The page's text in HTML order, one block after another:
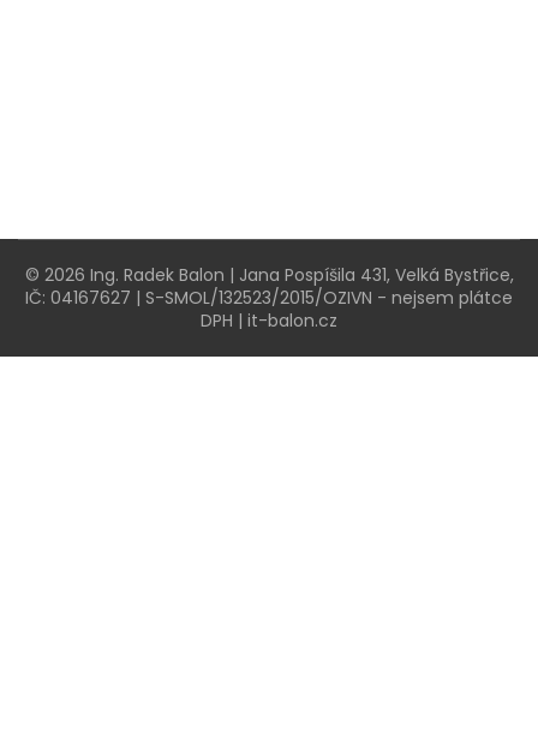
© 2026 Ing. Radek Balon | Jana Pospíšila 431, Velká Bystřice,
IČ: 04167627 | S-SMOL/132523/2015/OZIVN - nejsem plátce
DPH | it-balon.cz